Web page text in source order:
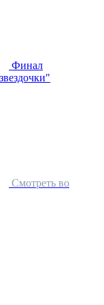
Финал
Смотреть во